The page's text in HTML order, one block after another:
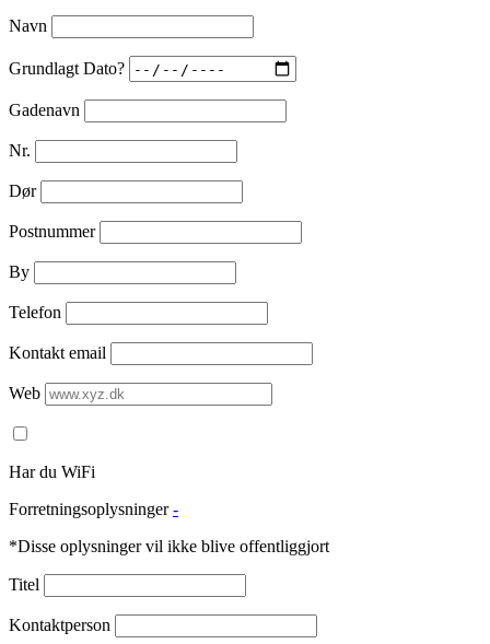
Navn
Grundlagt Dato?
Gadenavn
Nr.
Dør
Postnummer
By
Telefon
Kontakt email
Web
Har du WiFi
Forretningsoplysninger -
*Disse oplysninger vil ikke blive offentliggjort
Titel
Kontaktperson